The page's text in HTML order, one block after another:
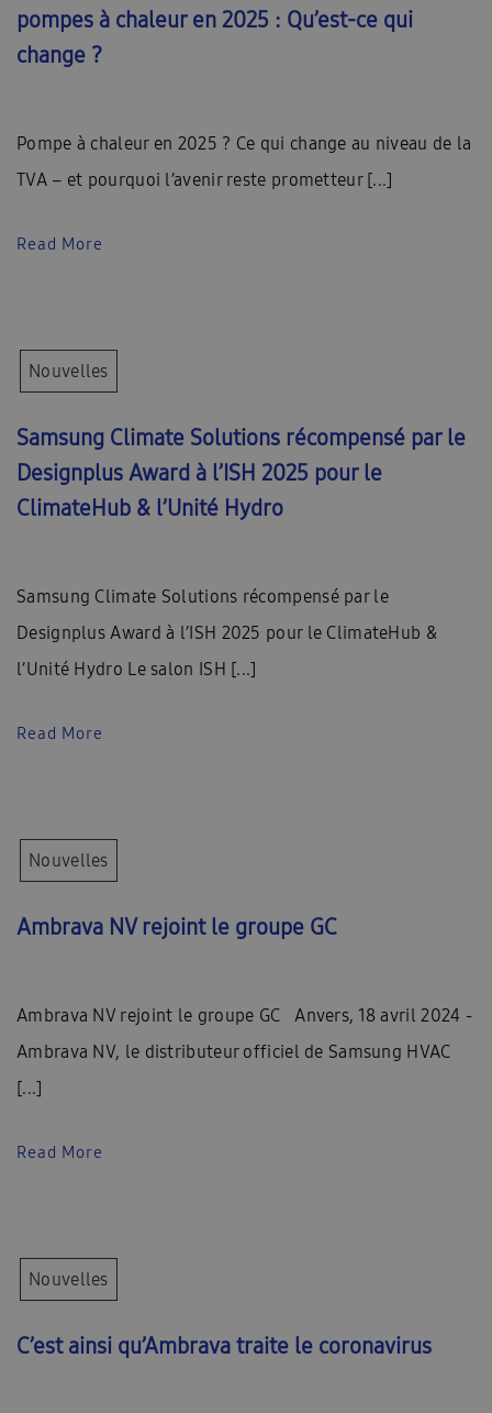
pompes à chaleur en 2025 : Qu’est-ce qui
change ?
Pompe à chaleur en 2025 ? Ce qui change au niveau de la
TVA – et pourquoi l’avenir reste prometteur [...]
Read More
Nouvelles
Samsung Climate Solutions récompensé par le
Designplus Award à l’ISH 2025 pour le
ClimateHub & l’Unité Hydro
Samsung Climate Solutions récompensé par le
Designplus Award à l’ISH 2025 pour le ClimateHub &
l’Unité Hydro Le salon ISH [...]
Read More
Nouvelles
Ambrava NV rejoint le groupe GC
Ambrava NV rejoint le groupe GC Anvers, 18 avril 2024 -
Ambrava NV, le distributeur officiel de Samsung HVAC
[...]
Read More
Nouvelles
C’est ainsi qu’Ambrava traite le coronavirus